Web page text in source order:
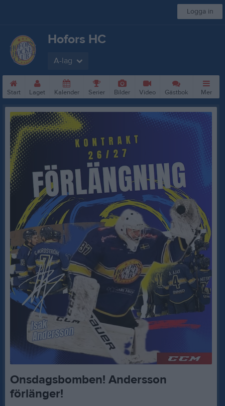
Logga in
Hofors HC
A-lag
Start Laget Kalender Serier Bilder Video Gästbok Mer
Onsdagsbomben! Andersson
förlänger!